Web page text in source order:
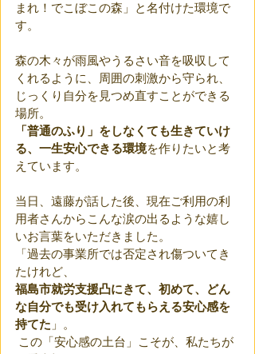
まれ！でこぼこの森」と名付けた環境で
す。
森の木々が雨風やうるさい音を吸収して
くれるように、周囲の刺激から守られ、
じっくり自分を見つめ直すことができる
場所。
「普通のふり」をしなくても生きていけ
る、一生安心できる環境を作りたいと考
えています。
当日、遠藤が話した後、現在ご利用の利
用者さんからこんな涙の出るような嬉し
いお言葉をいただきました。
「過去の事業所では否定され傷ついてき
たけれど、
福島市就労支援凸にきて、初めて、どん
な自分でも受け入れてもらえる安心感を
持てた 」。